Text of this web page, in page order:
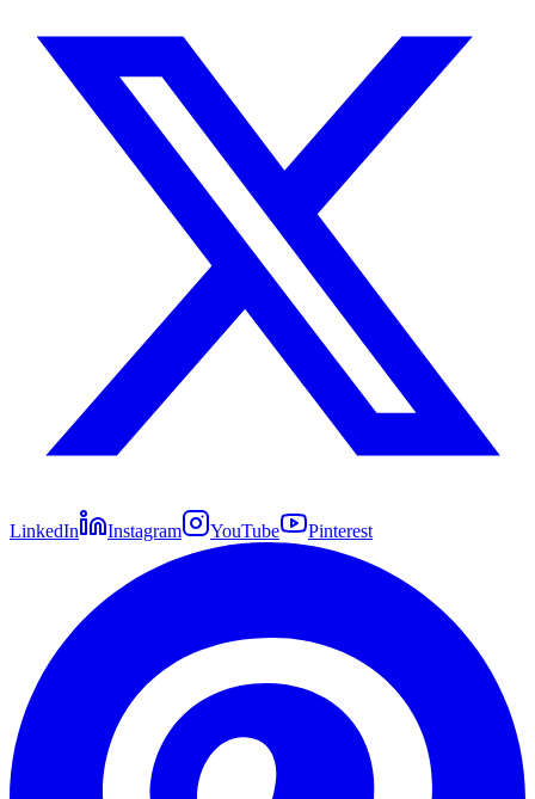
LinkedIn Instagram YouTube Pinterest